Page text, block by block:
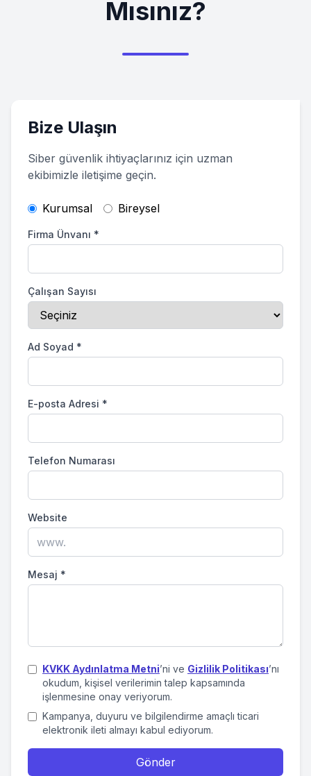
Mısınız?
Bize Ulaşın
Siber güvenlik ihtiyaçlarınız için uzman
ekibimizle iletişime geçin.
Kurumsal Bireysel
Firma Ünvanı *
Çalışan Sayısı
Ad Soyad *
E-posta Adresi *
Telefon Numarası
Website
Mesaj *
KVKK Aydınlatma Metni’ni ve Gizlilik Politikası’nı
okudum, kişisel verilerimin talep kapsamında
işlenmesine onay veriyorum.
Kampanya, duyuru ve bilgilendirme amaçlı ticari
elektronik ileti almayı kabul ediyorum.
Gönder